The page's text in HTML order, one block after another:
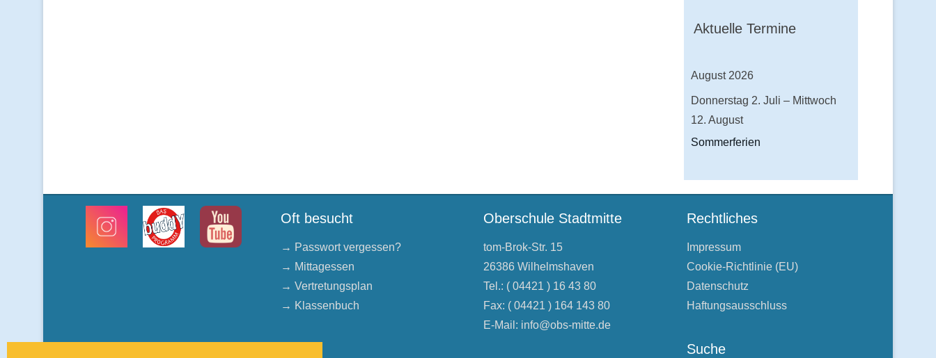
Aktuelle Termine
August 2026
Donnerstag 2. Juli – Mittwoch
12. August
Sommerferien
Oft besucht
→ Passwort vergessen?
→ Mittagessen
→ Vertretungsplan
→ Klassenbuch
Oberschule Stadtmitte
tom-Brok-Str. 15
26386 Wilhelmshaven
Tel.: ( 04421 ) 16 43 80
Fax: ( 04421 ) 164 143 80
E-Mail: info@obs-mitte.de
Rechtliches
Impressum
Cookie-Richtlinie (EU)
Datenschutz
Haftungsausschluss
Suche